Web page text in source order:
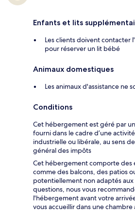
Enfants et lits
Les clients doivent contacter
pour réserver un lit bébé
Animaux domestiques
Les animaux d'assistance ne
Conditions
Cet hébergement est géré par
fourni dans le cadre d’une
industrielle ou libérale, au sens
général des impôts
Cet hébergement comporte des
comme des balcons, des patios
potentiellement non adaptés aux
questions, nous vous
l'hébergement avant votre
vous accueillir dans une